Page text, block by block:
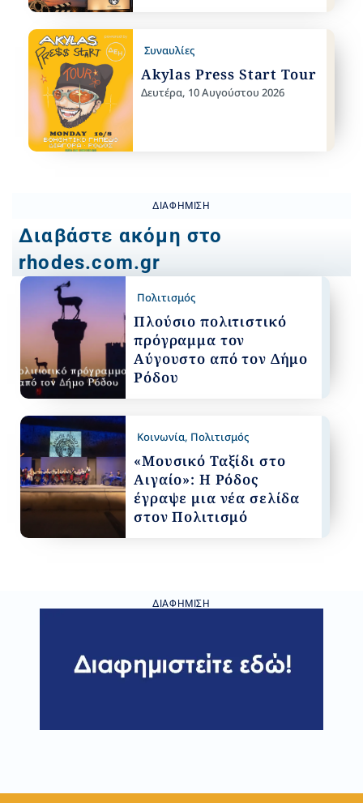
Συναυλίες
Akylas Press Start Tour
Δευτέρα, 10 Αυγούστου 2026
ΔΙΑΦΉΜΙΣΗ
Διαβάστε ακόμη στο
rhodes.com.gr
Πολιτισμός
Πλούσιο πολιτιστικό
πρόγραμμα τον
Αύγουστο από τον Δήμο
Ρόδου
Κοινωνία, Πολιτισμός
«Μουσικό Ταξίδι στο
Αιγαίο»: Η Ρόδος
έγραψε μια νέα σελίδα
στον Πολιτισμό
ΔΙΑΦΉΜΙΣΗ